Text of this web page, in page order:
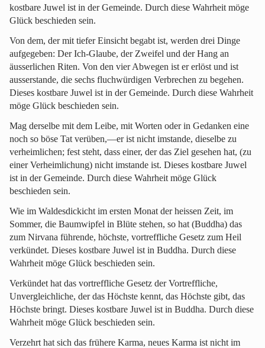
kostbare Juwel ist in der Gemeinde. Durch diese Wahrheit möge
Glück beschieden sein.
Von dem, der mit tiefer Einsicht begabt ist, werden drei Dinge
aufgegeben: Der Ich-Glaube, der Zweifel und der Hang an
äusserlichen Riten. Von den vier Abwegen ist er erlöst und ist
ausserstande, die sechs fluchwürdigen Verbrechen zu begehen.
Dieses kostbare Juwel ist in der Gemeinde. Durch diese Wahrheit
möge Glück beschieden sein.
Mag derselbe mit dem Leibe, mit Worten oder in Gedanken eine
noch so böse Tat verüben,—er ist nicht imstande, dieselbe zu
verheimlichen; fest steht, dass einer, der das Ziel gesehen hat, (zu
einer Verheimlichung) nicht imstande ist. Dieses kostbare Juwel
ist in der Gemeinde. Durch diese Wahrheit möge Glück
beschieden sein.
Wie im Waldesdickicht im ersten Monat der heissen Zeit, im
Sommer, die Baumwipfel in Blüte stehen, so hat (Buddha) das
zum Nirvana führende, höchste, vortreffliche Gesetz zum Heil
verkündet. Dieses kostbare Juwel ist in Buddha. Durch diese
Wahrheit möge Glück beschieden sein.
Verkündet hat das vortreffliche Gesetz der Vortreffliche,
Unvergleichliche, der das Höchste kennt, das Höchste gibt, das
Höchste bringt. Dieses kostbare Juwel ist in Buddha. Durch diese
Wahrheit möge Glück beschieden sein.
Verzehrt hat sich das frühere Karma, neues Karma ist nicht im